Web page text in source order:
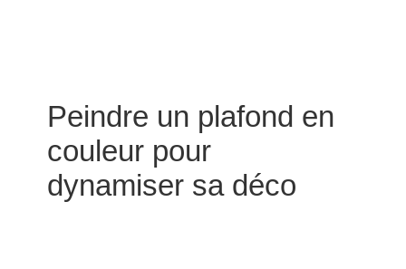
Peindre un plafond en
couleur pour
dynamiser sa déco